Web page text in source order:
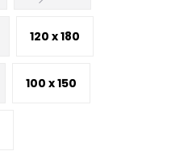
120 x 180
100 x 150